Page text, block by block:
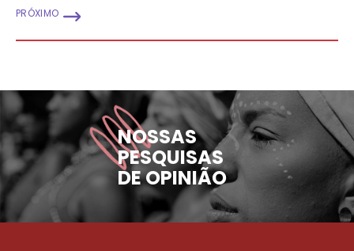
PRÓXIMO
NOSSAS
PESQUISAS
DE OPINIÃO